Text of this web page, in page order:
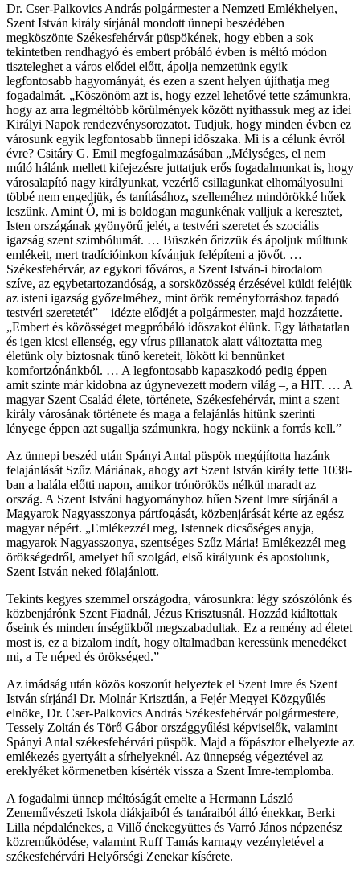
Dr. Cser-Palkovics András polgármester a Nemzeti Emlékhelyen,
Szent István király sírjánál mondott ünnepi beszédében
megköszönte Székesfehérvár püspökének, hogy ebben a sok
tekintetben rendhagyó és embert próbáló évben is méltó módon
tiszteleghet a város elődei előtt, ápolja nemzetünk egyik
legfontosabb hagyományát, és ezen a szent helyen újíthatja meg
fogadalmát. „Köszönöm azt is, hogy ezzel lehetővé tette számunkra,
hogy az arra legméltóbb körülmények között nyithassuk meg az idei
Királyi Napok rendezvénysorozatot. Tudjuk, hogy minden évben ez
városunk egyik legfontosabb ünnepi időszaka. Mi is a célunk évről
évre? Csitáry G. Emil megfogalmazásában „Mélységes, el nem
múló hálánk mellett kifejezésre juttatjuk erős fogadalmunkat is, hogy
városalapító nagy királyunkat, vezérlő csillagunkat elhomályosulni
többé nem engedjük, és tanításához, szelleméhez mindörökké hűek
leszünk. Amint Ő, mi is boldogan magunkénak valljuk a keresztet,
Isten országának gyönyörű jelét, a testvéri szeretet és szociális
igazság szent szimbólumát. … Büszkén őrizzük és ápoljuk múltunk
emlékeit, mert tradícióinkon kívánjuk felépíteni a jövőt. …
Székesfehérvár, az egykori főváros, a Szent István-i birodalom
szíve, az egybetartozandóság, a sorsközösség érzésével küldi feléjük
az isteni igazság győzelméhez, mint örök reményforráshoz tapadó
testvéri szeretetét” – idézte elődjét a polgármester, majd hozzátette.
„Embert és közösséget megpróbáló időszakot élünk. Egy láthatatlan
és igen kicsi ellenség, egy vírus pillanatok alatt változtatta meg
életünk oly biztosnak tűnő kereteit, lökött ki bennünket
komfortzónánkból. … A legfontosabb kapaszkodó pedig éppen –
amit szinte már kidobna az úgynevezett modern világ –, a HIT. … A
magyar Szent Család élete, története, Székesfehérvár, mint a szent
király városának története és maga a felajánlás hitünk szerinti
lényege éppen azt sugallja számunkra, hogy nekünk a forrás kell.”
Az ünnepi beszéd után Spányi Antal püspök megújította hazánk
felajánlását Szűz Máriának, ahogy azt Szent István király tette 1038-
ban a halála előtti napon, amikor trónörökös nélkül maradt az
ország. A Szent Istváni hagyományhoz hűen Szent Imre sírjánál a
Magyarok Nagyasszonya pártfogását, közbenjárását kérte az egész
magyar népért. „Emlékezzél meg, Istennek dicsőséges anyja,
magyarok Nagyasszonya, szentséges Szűz Mária! Emlékezzél meg
örökségedről, amelyet hű szolgád, első királyunk és apostolunk,
Szent István neked fölajánlott.
Tekints kegyes szemmel országodra, városunkra: légy szószólónk és
közbenjárónk Szent Fiadnál, Jézus Krisztusnál. Hozzád kiáltottak
őseink és minden ínségükből megszabadultak. Ez a remény ad életet
most is, ez a bizalom indít, hogy oltalmadban keressünk menedéket
mi, a Te néped és örökséged.”
Az imádság után közös koszorút helyeztek el Szent Imre és Szent
István sírjánál Dr. Molnár Krisztián, a Fejér Megyei Közgyűlés
elnöke, Dr. Cser-Palkovics András Székesfehérvár polgármestere,
Tessely Zoltán és Törő Gábor országgyűlési képviselők, valamint
Spányi Antal székesfehérvári püspök. Majd a főpásztor elhelyezte az
emlékezés gyertyáit a sírhelyeknél. Az ünnepség végeztével az
ereklyéket körmenetben kísérték vissza a Szent Imre-templomba.
A fogadalmi ünnep méltóságát emelte a Hermann László
Zeneművészeti Iskola diákjaiból és tanáraiból álló énekkar, Berki
Lilla népdalénekes, a Villő énekegyüttes és Varró János népzenész
közreműködése, valamint Ruff Tamás karnagy vezényletével a
székesfehérvári Helyőrségi Zenekar kísérete.